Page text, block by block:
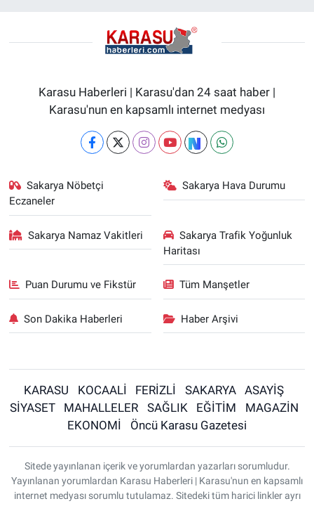
Karasu Haberleri | Karasu'dan 24 saat haber |
Karasu'nun en kapsamlı internet medyası
Sakarya Nöbetçi
Eczaneler
Sakarya Hava Durumu
Sakarya Namaz Vakitleri
Sakarya Trafik Yoğunluk
Haritası
Puan Durumu ve Fikstür Tüm Manşetler
Son Dakika Haberleri Haber Arşivi
KARASU KOCAALİ FERİZLİ SAKARYA
ASAYİŞ
SİYASET
MAHALLELER SAĞLIK EĞİTİM
MAGAZİN
EKONOMİ
Öncü Karasu Gazetesi
Sitede yayınlanan içerik ve yorumlardan yazarları sorumludur.
Yayınlanan yorumlardan Karasu Haberleri | Karasu'nun en kapsamlı
internet medyası sorumlu tutulamaz. Sitedeki tüm harici linkler ayrı